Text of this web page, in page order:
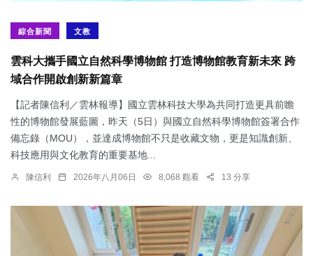
綜合新聞 文教
雲科大攜手國立自然科學博物館 打造博物館教育新未來 跨
域合作開啟創新新篇章
【記者陳信利／雲林報導】國立雲林科技大學為共同打造更具前瞻
性的博物館發展藍圖，昨天（5日）與國立自然科學博物館簽署合作
備忘錄（MOU），並達成博物館不只是收藏文物，更是知識創新、
科技應用與文化教育的重要基地...
陳信利 2026年八月06日 8,068 觀看 13 分享